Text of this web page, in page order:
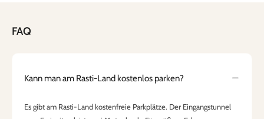
FAQ
Kann man am Rasti-Land kostenlos parken?
Es gibt am Rasti-Land kostenfreie Parkplätze. Der Eingangstunnel